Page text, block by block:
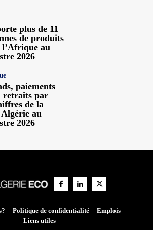
plus de 11
de produits
l’Afrique au
2026
paiements
retraits par
de la
au
2026
Politique de confidentialité
Emplois
Liens utiles